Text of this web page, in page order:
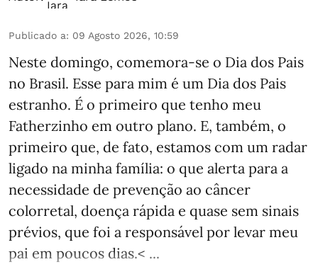
Publicado a: 09 Agosto 2026, 10:59
Neste domingo, comemora-se o Dia dos Pais
no Brasil. Esse para mim é um Dia dos Pais
estranho. É o primeiro que tenho meu
Fatherzinho em outro plano. E, também, o
primeiro que, de fato, estamos com um radar
ligado na minha família: o que alerta para a
necessidade de prevenção ao câncer
colorretal, doença rápida e quase sem sinais
prévios, que foi a responsável por levar meu
pai em poucos dias.< ...